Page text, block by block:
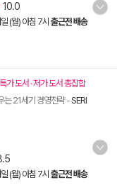
10.0
(월) 아침 7시 출근전 배송
가 도서 · 저가 도서 총집합
는 21세기 경영전략-SERI
(월) 아침 7시 출근전 배송